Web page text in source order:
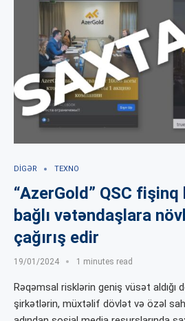
DIGƏR TEXNO
“AzerGold” QSC fişinq
bağlı vətəndaşlara
çağırış edir
19/01/2024 1 minutes read
Rəqəmsal risklərin geniş vüsət aldığı
şirkətlərin, müxtəlif dövlət və özəl